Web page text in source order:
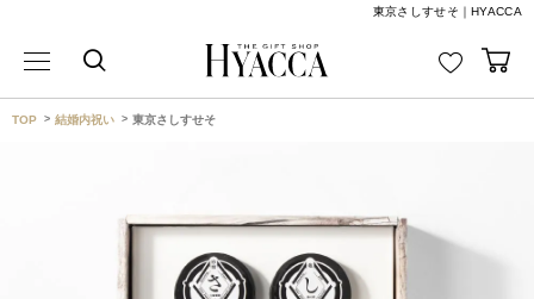
東京さしすせそ｜HYACCA
TOP 結婚内祝い 東京さしすせそ